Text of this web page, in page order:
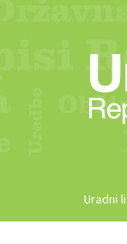
Uradni